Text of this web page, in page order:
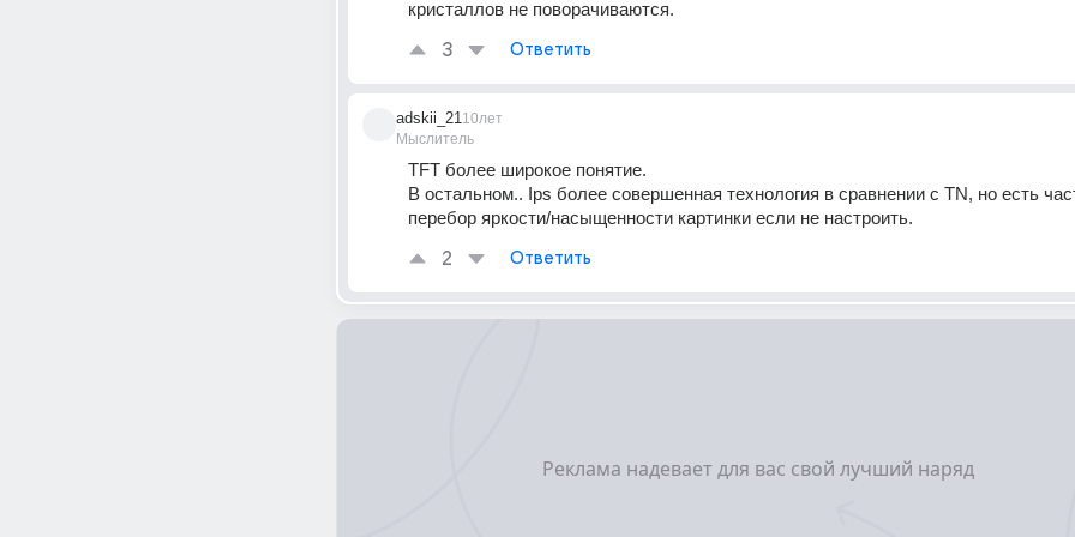
кристаллов не поворачиваются.
3 Ответить
adskii_21
Мыслитель
10лет
TFT более широкое понятие.
В остальном.. Ips более совершенная технология в сравнении с TN, но есть
перебор яркости/насыщенности картинки если не настроить.
2 Ответить